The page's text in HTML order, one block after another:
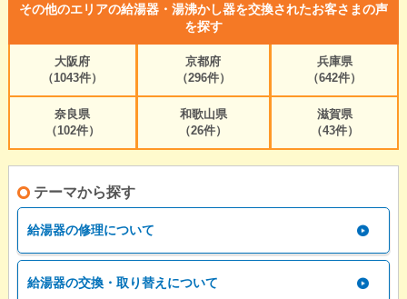
その他のエリアの給湯器・湯沸かし器を交換されたお客さまの声
を探す
大阪府
（1043件）
京都府
（296件）
兵庫県
（642件）
奈良県
（102件）
和歌山県
（26件）
滋賀県
（43件）
テーマから探す
給湯器の修理について
給湯器の交換・取り替えについて